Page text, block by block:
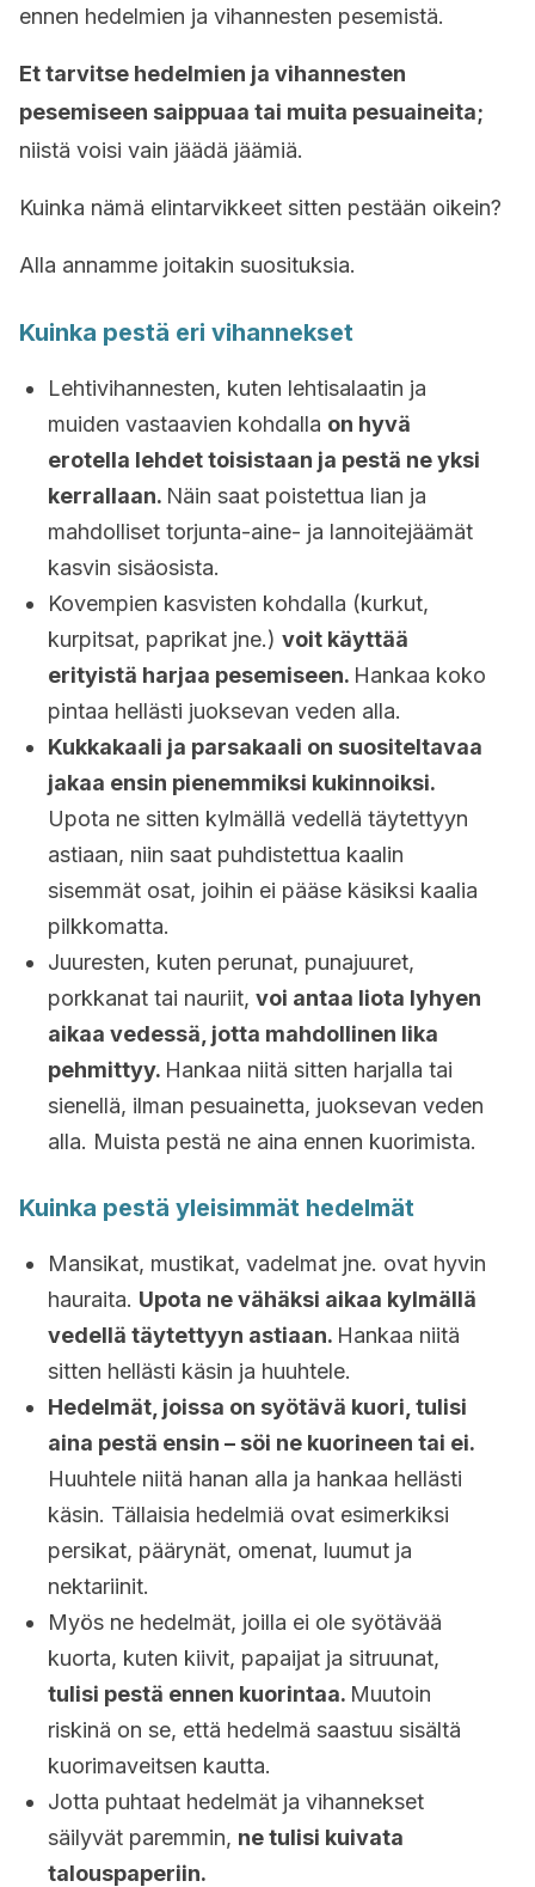
ennen hedelmien ja vihannesten pesemistä.
Et tarvitse hedelmien ja vihannesten
pesemiseen saippuaa tai muita pesuaineita;
niistä voisi vain jäädä jäämiä.
Kuinka nämä elintarvikkeet sitten pestään oikein?
Alla annamme joitakin suosituksia.
Kuinka pestä eri vihannekset
Lehtivihannesten, kuten lehtisalaatin ja
muiden vastaavien kohdalla on hyvä
erotella lehdet toisistaan ja pestä ne yksi
kerrallaan. Näin saat poistettua lian ja
mahdolliset torjunta-aine- ja lannoitejäämät
kasvin sisäosista.
Kovempien kasvisten kohdalla (kurkut,
kurpitsat, paprikat jne.) voit käyttää
erityistä harjaa pesemiseen. Hankaa koko
pintaa hellästi juoksevan veden alla.
Kukkakaali ja parsakaali on suositeltavaa
jakaa ensin pienemmiksi kukinnoiksi.
Upota ne sitten kylmällä vedellä täytettyyn
astiaan, niin saat puhdistettua kaalin
sisemmät osat, joihin ei pääse käsiksi kaalia
pilkkomatta.
Juuresten, kuten perunat, punajuuret,
porkkanat tai nauriit, voi antaa liota lyhyen
aikaa vedessä, jotta mahdollinen lika
pehmittyy. Hankaa niitä sitten harjalla tai
sienellä, ilman pesuainetta, juoksevan veden
alla. Muista pestä ne aina ennen kuorimista.
Kuinka pestä yleisimmät hedelmät
Mansikat, mustikat, vadelmat jne. ovat hyvin
hauraita. Upota ne vähäksi aikaa kylmällä
vedellä täytettyyn astiaan. Hankaa niitä
sitten hellästi käsin ja huuhtele.
Hedelmät, joissa on syötävä kuori, tulisi
aina pestä ensin – söi ne kuorineen tai ei.
Huuhtele niitä hanan alla ja hankaa hellästi
käsin. Tällaisia hedelmiä ovat esimerkiksi
persikat, päärynät, omenat, luumut ja
nektariinit.
Myös ne hedelmät, joilla ei ole syötävää
kuorta, kuten kiivit, papaijat ja sitruunat,
tulisi pestä ennen kuorintaa. Muutoin
riskinä on se, että hedelmä saastuu sisältä
kuorimaveitsen kautta.
Jotta puhtaat hedelmät ja vihannekset
säilyvät paremmin, ne tulisi kuivata
talouspaperiin.